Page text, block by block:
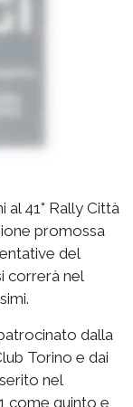
41° Rally Città
promossa
del
correrà nel
dalla
Torino e dai
nel
come quinto e